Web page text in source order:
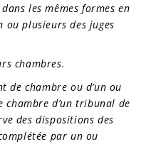
les mêmes formes en
ou plusieurs des juges
chambres.
de chambre ou d’un ou
chambre d’un tribunal de
des dispositions des
par un ou